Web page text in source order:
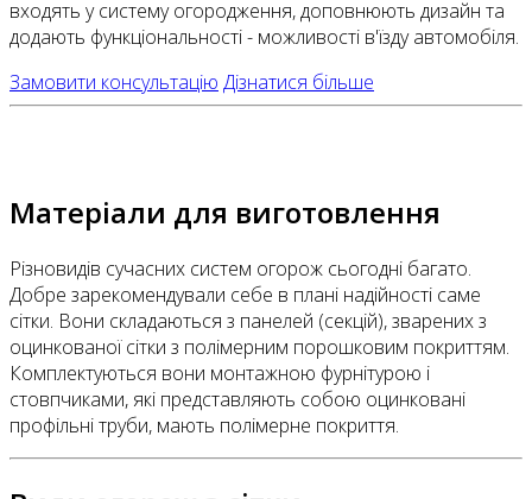
входять у систему огородження, доповнюють дизайн та
додають функціональності - можливості в'їзду автомобіля.
Замовити консультацію Дізнатися більше
Матеріали для виготовлення
Різновидів сучасних систем огорож сьогодні багато.
Добре зарекомендували себе в плані надійності саме
сітки. Вони складаються з панелей (секцій), зварених з
оцинкованої сітки з полімерним порошковим покриттям.
Комплектуються вони монтажною фурнітурою і
стовпчиками, які представляють собою оцинковані
профільні труби, мають полімерне покриття.